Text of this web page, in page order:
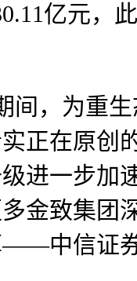
亿元
，为重生
正在原创
进一步加
金致集团
中信证